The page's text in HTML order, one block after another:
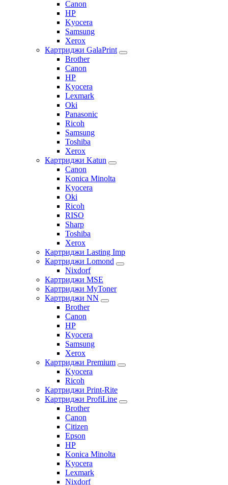
Canon
HP
Kyocera
Samsung
Xerox
Картриджи GalaPrint
Brother
Canon
HP
Kyocera
Lexmark
Oki
Panasonic
Ricoh
Samsung
Toshiba
Xerox
Картриджи Katun
Canon
Konica Minolta
Kyocera
Oki
Ricoh
RISO
Sharp
Toshiba
Xerox
Картриджи Lasting Imp
Картриджи Lomond
Nixdorf
Картриджи MSE
Картриджи MyToner
Картриджи NN
Brother
Canon
HP
Kyocera
Samsung
Xerox
Картриджи Premium
Kyocera
Ricoh
Картриджи Print-Rite
Картриджи ProfiLine
Brother
Canon
Citizen
Epson
HP
Konica Minolta
Kyocera
Lexmark
Nixdorf